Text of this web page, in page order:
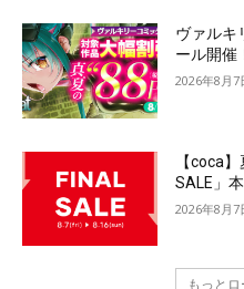
ヴァルキ
ール開催
2026年8月7
【coca
SALE」
2026年8月7
もっと